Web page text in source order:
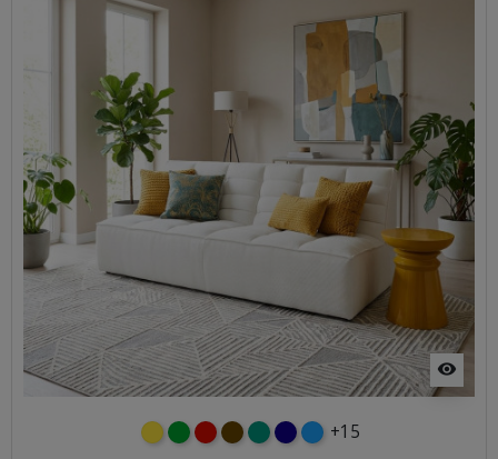
visibility
żółtyzielonyczerwony
czekoladowy
turkusowy
granatowy
niebieski
+15